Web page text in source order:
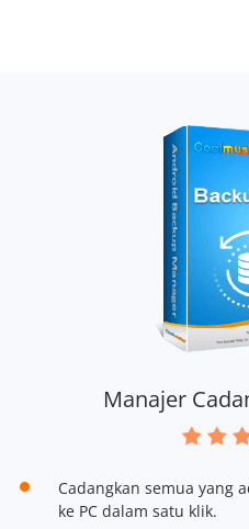
Manajer
Cadangkan semua yang
ke PC dalam satu klik.